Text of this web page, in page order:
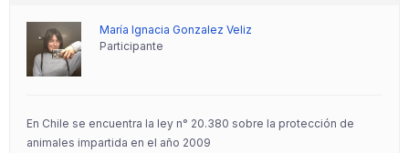
María Ignacia Gonzalez Veliz
Participante
En Chile se encuentra la ley n° 20.380 sobre la protección de
animales impartida en el año 2009